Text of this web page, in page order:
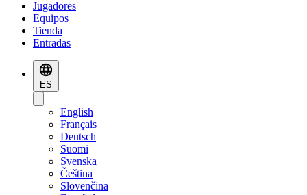
Jugadores
Equipos
Tienda
Entradas
ES
English
Français
Deutsch
Suomi
Svenska
Čeština
Slovenčina